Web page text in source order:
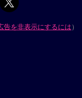
告を非表示にするには）